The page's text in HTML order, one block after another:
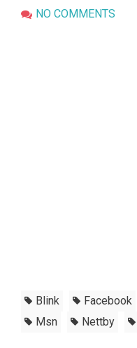
NO COMMENTS
Blink Facebook
Msn
Nettby